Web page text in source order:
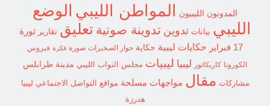
المدونون الليبيون المواطن الليبي الوضع
الليبي بيانات تدوين تدوينة صوتية تعليق تقارير
ثورة
17 فبراير
حكايات ليبية حكاية حوار الصخيرات صورة فكرة فيروس
الكورونا كاريكاتور ليبيا ليبيات مجلس النواب الليبي مدينة طرابلس
مشاركات مقال مواجهات مسلحة مواقع التواصل الاجتماعي ليبيا
هدرزة